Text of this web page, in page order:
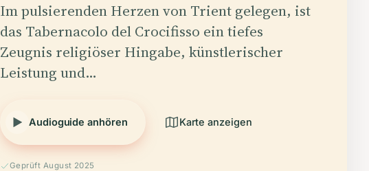
Im pulsierenden Herzen von Trient gelegen, ist
das Tabernacolo del Crocifisso ein tiefes
Zeugnis religiöser Hingabe, künstlerischer
Leistung und…
Audioguide anhören Karte anzeigen
Geprüft August 2025